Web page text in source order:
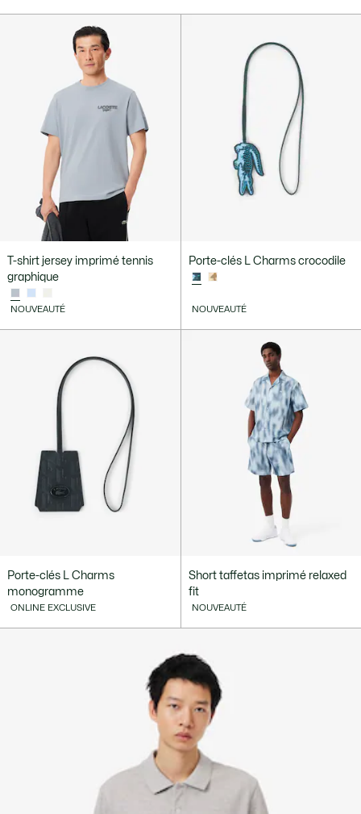
T-shirt jersey imprimé tennis
graphique
NOUVEAUTÉ
Porte-clés L Charms crocodile
NOUVEAUTÉ
Porte-clés L Charms
monogramme
ONLINE EXCLUSIVE
Short taffetas imprimé relaxed
fit
NOUVEAUTÉ